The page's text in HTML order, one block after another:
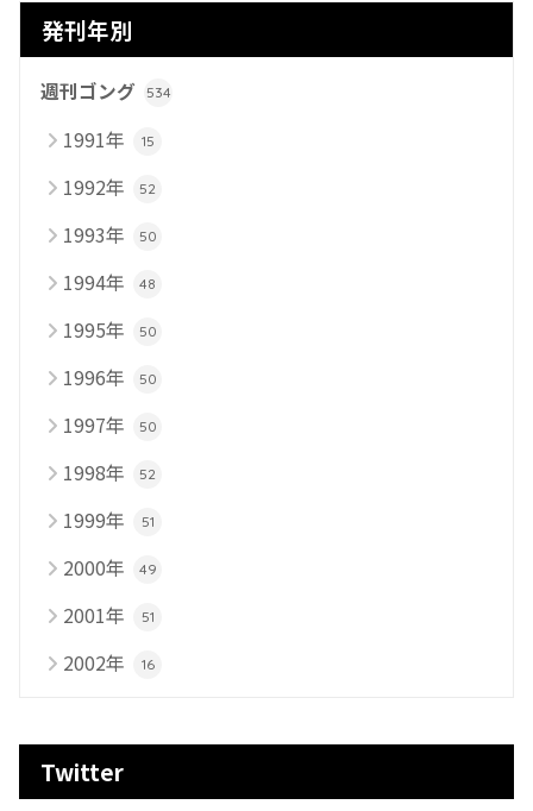
発刊年別
週刊ゴング 534
1991年 15
1992年 52
1993年 50
1994年 48
1995年 50
1996年 50
1997年 50
1998年 52
1999年 51
2000年 49
2001年 51
2002年 16
Twitter